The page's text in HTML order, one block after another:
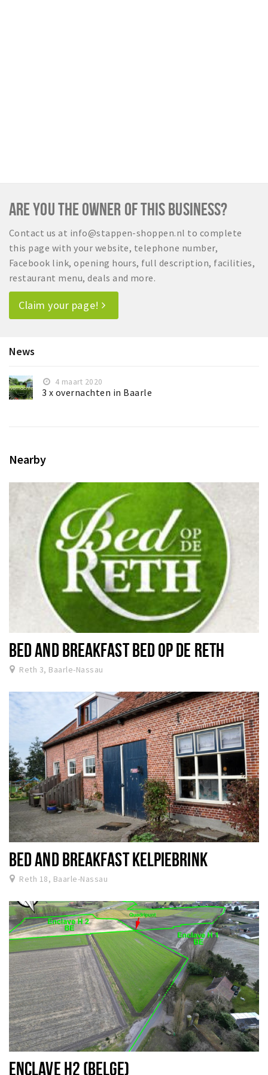
ARE YOU THE OWNER OF THIS BUSINESS?
Contact us at info@stappen-shoppen.nl to complete
this page with your website, telephone number,
Facebook link, opening hours, full description, facilities,
restaurant menu, deals and more.
Claim your page!
News
4 maart 2020
3 x overnachten in Baarle
Nearby
BED AND BREAKFAST BED OP DE RETH
Reth 3, Baarle-Nassau
BED AND BREAKFAST KELPIEBRINK
Reth 18, Baarle-Nassau
ENCLAVE H2 (BELGE)